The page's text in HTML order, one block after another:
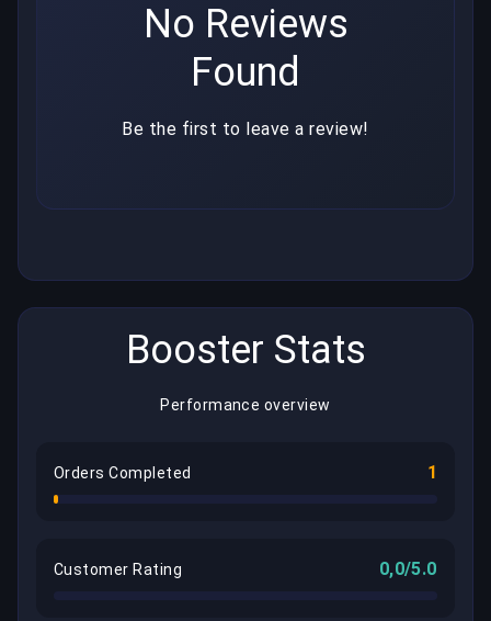
No Reviews
Found
Be the first to leave a review!
Booster Stats
Performance overview
Orders Completed 1
Customer Rating 0,0/5.0